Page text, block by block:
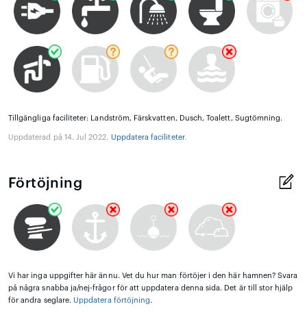
Tillgängliga faciliteter: Landström, Färskvatten, Dusch, Toalett, Sugtömning.
Uppdaterad på 14. Jul 2022. Uppdatera faciliteter.
Förtöjning
Vi har inga uppgifter här ännu. Vet du hur man förtöjer i den här hamnen? Svara
på några snabba ja/nej-frågor för att uppdatera denna sida. Det är till stor hjälp
för andra seglare. Uppdatera förtöjning.